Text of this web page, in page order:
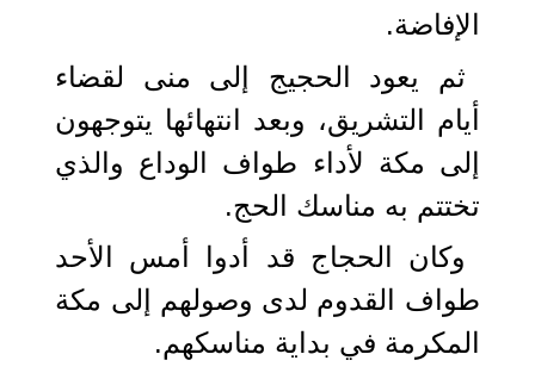
الإفاضة.
ثم يعود الحجيج إلى منى لقضاء
أيام التشريق، وبعد انتهائها يتوجهون
إلى مكة لأداء طواف الوداع والذي
تختتم به مناسك الحج.
وكان الحجاج قد أدوا أمس الأحد
طواف القدوم لدى وصولهم إلى مكة
المكرمة في بداية مناسكهم.